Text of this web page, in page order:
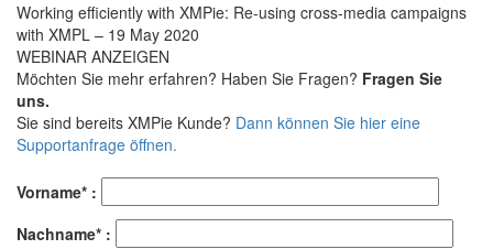
Working efficiently with XMPie: Re-using cross-media campaigns
with XMPL – 19 May 2020
WEBINAR ANZEIGEN
Möchten Sie mehr erfahren? Haben Sie Fragen? Fragen Sie
uns.
Sie sind bereits XMPie Kunde? Dann können Sie hier eine
Supportanfrage öffnen.
Vorname* :
Nachname* :